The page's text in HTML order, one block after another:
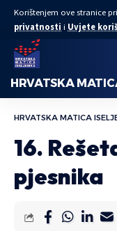
Korištenjem ove stranice
privatnosti i Uvjete
HRVATSKA
HRVATSKA MATICA
16.
pjesnika